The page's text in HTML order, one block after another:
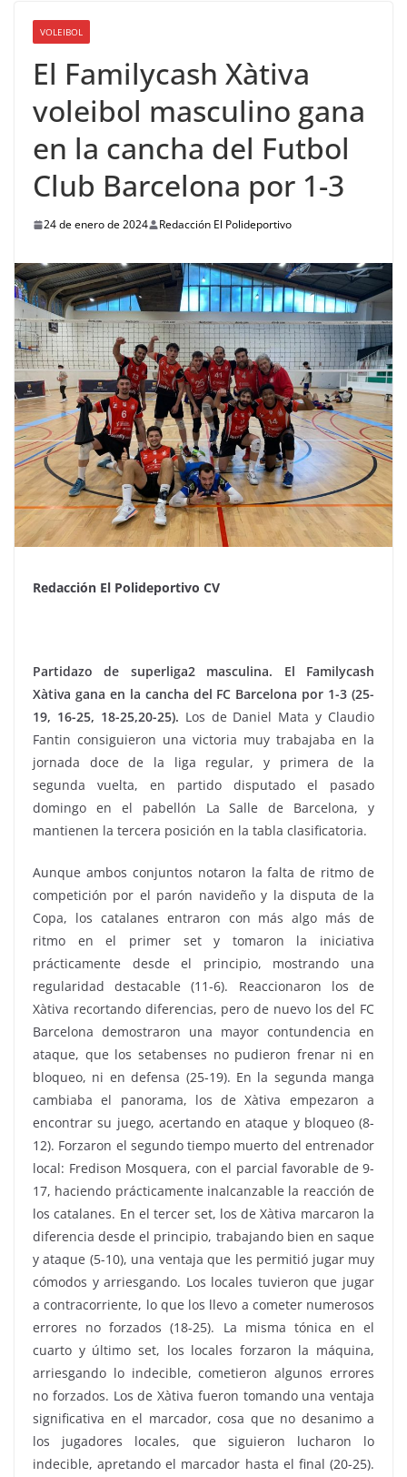
VOLEIBOL
El Familycash Xàtiva
voleibol masculino gana
en la cancha del Futbol
Club Barcelona por 1-3
24 de enero de 2024 Redacción El Polideportivo
Redacción El Polideportivo CV
Partidazo de superliga2 masculina. El Familycash
Xàtiva gana en la cancha del FC Barcelona por 1-3 (25-
19, 16-25, 18-25,20-25). Los de Daniel Mata y Claudio
Fantin consiguieron una victoria muy trabajaba en la
jornada doce de la liga regular, y primera de la
segunda vuelta, en partido disputado el pasado
domingo en el pabellón La Salle de Barcelona, y
mantienen la tercera posición en la tabla clasificatoria.
Aunque ambos conjuntos notaron la falta de ritmo de
competición por el parón navideño y la disputa de la
Copa, los catalanes entraron con más algo más de
ritmo en el primer set y tomaron la iniciativa
prácticamente desde el principio, mostrando una
regularidad destacable (11-6). Reaccionaron los de
Xàtiva recortando diferencias, pero de nuevo los del FC
Barcelona demostraron una mayor contundencia en
ataque, que los setabenses no pudieron frenar ni en
bloqueo, ni en defensa (25-19). En la segunda manga
cambiaba el panorama, los de Xàtiva empezaron a
encontrar su juego, acertando en ataque y bloqueo (8-
12). Forzaron el segundo tiempo muerto del entrenador
local: Fredison Mosquera, con el parcial favorable de 9-
17, haciendo prácticamente inalcanzable la reacción de
los catalanes. En el tercer set, los de Xàtiva marcaron la
diferencia desde el principio, trabajando bien en saque
y ataque (5-10), una ventaja que les permitió jugar muy
cómodos y arriesgando. Los locales tuvieron que jugar
a contracorriente, lo que los llevo a cometer numerosos
errores no forzados (18-25). La misma tónica en el
cuarto y último set, los locales forzaron la máquina,
arriesgando lo indecible, cometieron algunos errores
no forzados. Los de Xàtiva fueron tomando una ventaja
significativa en el marcador, cosa que no desanimo a
los jugadores locales, que siguieron lucharon lo
indecible, apretando el marcador hasta el final (20-25).